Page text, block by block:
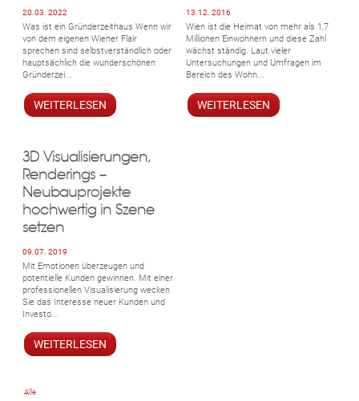
20.03. 2022
Was ist ein Gründerzeithaus Wenn wir
von dem eigenen Wiener Flair
sprechen sind selbstverständlich oder
hauptsächlich die wunderschönen
Gründerzei...
WEITERLESEN
13.12. 2016
Wien ist die Heimat von mehr als 1,7
Millionen Einwohnern und diese Zahl
wächst ständig. Laut vieler
Untersuchungen und Umfragen im
Bereich des Wohn...
WEITERLESEN
3D Visualisierungen,
Renderings –
Neubauprojekte
hochwertig in Szene
setzen
09.07. 2019
Mit Emotionen überzeugen und
potentielle Kunden gewinnen. Mit einer
professionellen Visualisierung wecken
Sie das Interesse neuer Kunden und
Investo...
WEITERLESEN
Alle